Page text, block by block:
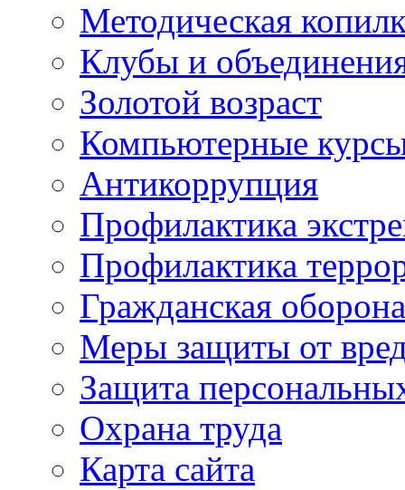
Методическая
Клубы и
Золотой возраст
Компьютерные
Антикоррупция
Профилактика
Профилактика
Гражданская оборона
Меры защиты от
Защита
Охрана труда
Карта сайта